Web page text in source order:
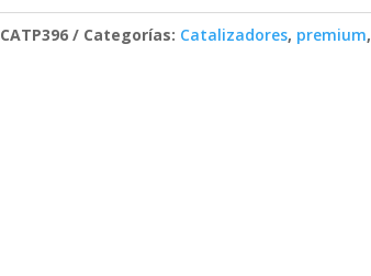
CATP396 Categorías: Catalizadores, premium,